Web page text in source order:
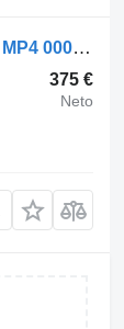
Stikalo akumulatorja Mercedes-Benz Electrical System Hoofdschakelaar accu MB MP4 0004460563 za tovornjak
375 €
Neto